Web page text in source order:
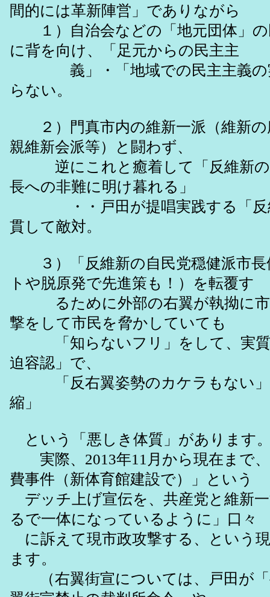
間的には革新陣営」でありながら
１）自治会などの「地元団体」の
に背を向け、「足元からの民主主
義」・「地域での民主主義の
らない。
２）門真市内の維新一派（維新の
親維新会派等）と闘わず、
逆にこれと癒着して「反維新の
長への非難に明け暮れる」
・・戸田が提唱実践する「反
貫して敵対。
３）「反維新の自民党穏健派市長
トや脱原発で先進策も！）を転覆す
るために外部の右翼が執拗に市
撃をして市民を脅かしていても
「知らないフリ」をして、実質
迫容認」で、
「反右翼姿勢のカケラもない」
縮」
という「悪しき体質」があります
実際、2013年11月から現在まで、
費事件（新体育館建設で）」という
デッチ上げ宣伝を、共産党と維新
るで一体になっているように」口々
に訴えて現市政攻撃する、という
ます。
（右翼街宣については、戸田が「